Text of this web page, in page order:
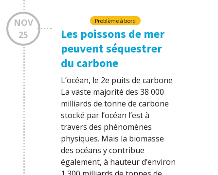
NOV
25
Problème à bord
Les poissons de mer
peuvent séquestrer
du carbone
L’océan, le 2e puits de carbone
La vaste majorité des 38 000
milliards de tonne de carbone
stocké par l’océan l’est à
travers des phénomènes
physiques. Mais la biomasse
des océans y contribue
également, à hauteur d’environ